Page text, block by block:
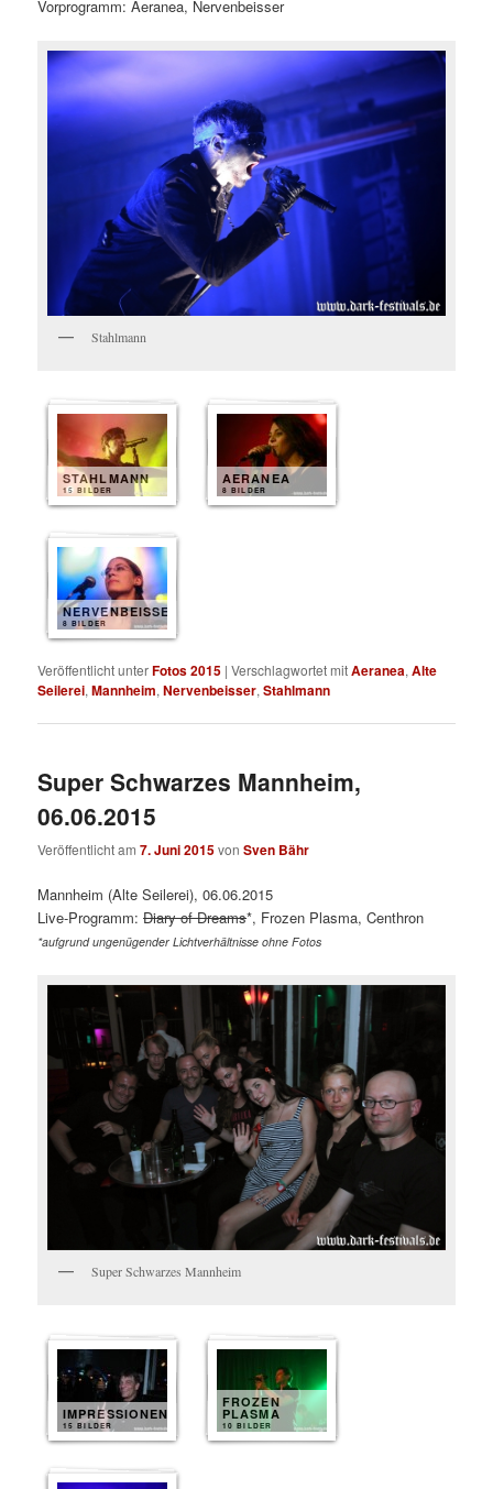
Vorprogramm: Aeranea, Nervenbeisser
Stahlmann
STAHLMANN
15 BILDER
AERANEA
8 BILDER
NERVENBEISSER
8 BILDER
Veröffentlicht unterFotos 2015 |Verschlagwortet mitAeranea,Alte
Seilerei,Mannheim,Nervenbeisser,Stahlmann
Super Schwarzes Mannheim,
06.06.2015
Veröffentlicht am7. Juni 2015vonSven Bähr
Mannheim (Alte Seilerei), 06.06.2015
Live-Programm:Diary of Dreams*, Frozen Plasma, Centhron
*aufgrund ungenügender Lichtverhältnisse ohne Fotos
Super Schwarzes Mannheim
IMPRESSIONEN
15 BILDER
FROZEN
PLASMA
10 BILDER